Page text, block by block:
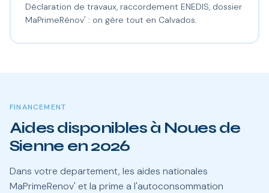
Déclaration de travaux, raccordement ENEDIS, dossier
MaPrimeRénov' : on gère tout en Calvados.
FINANCEMENT
Aides disponibles à Noues de
Sienne en 2026
Dans votre departement, les aides nationales
MaPrimeRenov' et la prime a l'autoconsommation